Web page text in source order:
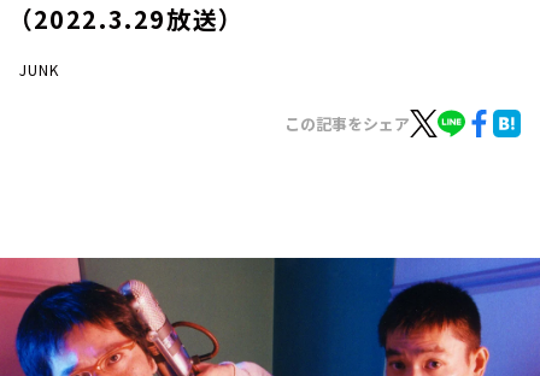
お知らせ
イベント・グッズ
YouTube
会社情報
（2022.3.29放送）
JUNK
この記事をシェア